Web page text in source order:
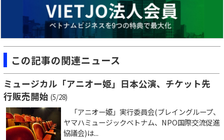
この記事の関連ニュース
ミュージカル「アニオー姫」日本公演、チケット先
行販売開始 (5/28)
「アニオー姫」実行委員会(ブレイングループ、
ヤマハミュージックベトナム、NPO国際交流促進
協議会)は...